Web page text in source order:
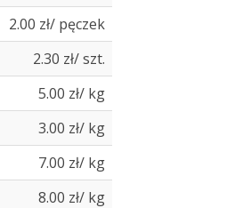
2.00 zł/ pęczek
2.30 zł/ szt.
5.00 zł/ kg
3.00 zł/ kg
7.00 zł/ kg
8.00 zł/ kg